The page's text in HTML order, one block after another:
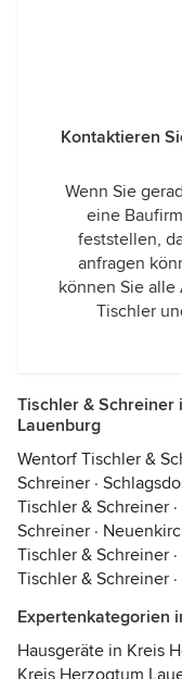
Kontaktieren
Wenn Sie
eine
feststellen,
anfragen
können Sie
Tischler
Tischler & Schreiner
Lauenburg
Wentorf Tischler &
Schreiner ·
Tischler & Schreiner ·
Schreiner ·
Tischler & Schreiner ·
Tischler & Schreiner ·
Expertenkategorien
Hausgeräte in Kreis
Kreis Herzogtum